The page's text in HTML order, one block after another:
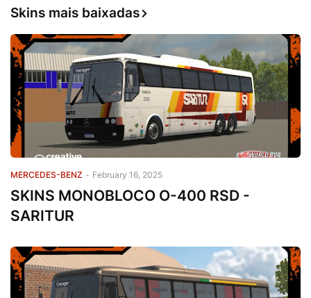
Skins mais baixadas
MERCEDES-BENZ - February 16, 2025
SKINS MONOBLOCO O-400 RSD -
SARITUR